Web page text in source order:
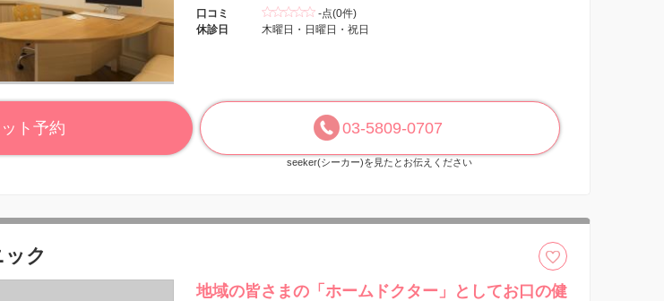
口コミ
-点(0件)
休診日
木曜日・日曜日・祝日
ト予約 03-5809-0707
seeker(シーカー)を見たとお伝えください
ク
地域の皆さまの「ホームドクター」としてお口の健